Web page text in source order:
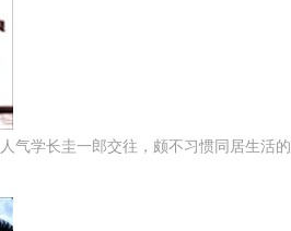
气学长圭一郎交往，颇不习惯同居生活